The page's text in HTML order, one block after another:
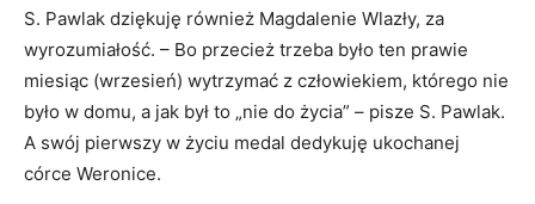
S. Pawlak dziękuję również Magdalenie Wlazły, za
wyrozumiałość. – Bo przecież trzeba było ten prawie
miesiąc (wrzesień) wytrzymać z człowiekiem, którego nie
było w domu, a jak był to „nie do życia” – pisze S. Pawlak.
A swój pierwszy w życiu medal dedykuję ukochanej
córce Weronice.